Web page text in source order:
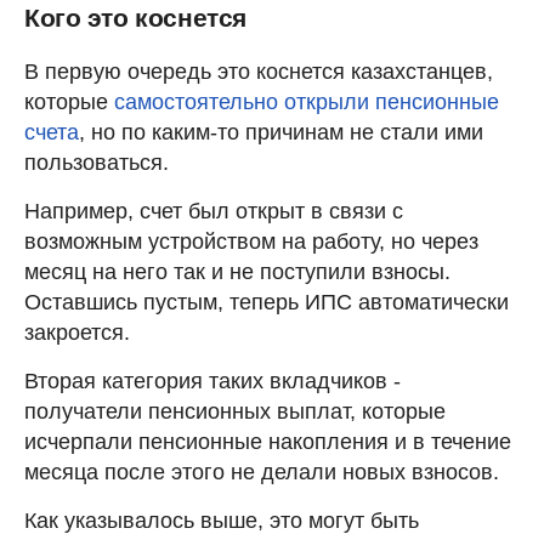
Кого это коснется
В первую очередь это коснется казахстанцев,
которые самостоятельно открыли пенсионные
счета, но по каким-то причинам не стали ими
пользоваться.
Например, счет был открыт в связи с
возможным устройством на работу, но через
месяц на него так и не поступили взносы.
Оставшись пустым, теперь ИПС автоматически
закроется.
Вторая категория таких вкладчиков -
получатели пенсионных выплат, которые
исчерпали пенсионные накопления и в течение
месяца после этого не делали новых взносов.
Как указывалось выше, это могут быть